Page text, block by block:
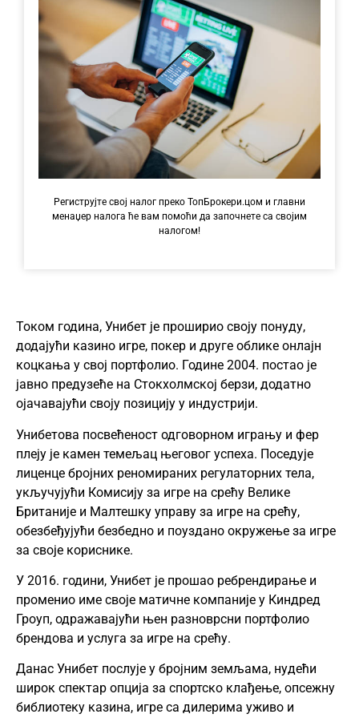
Региструјте свој налог преко ТопБрокери.цом и главни
менаџер налога ће вам помоћи да започнете са својим
налогом!
Током година, Унибет је проширио своју понуду,
додајући казино игре, покер и друге облике онлајн
коцкања у свој портфолио. Године 2004. постао је
јавно предузеће на Стокхолмској берзи, додатно
ојачавајући своју позицију у индустрији.
Унибетова посвећеност одговорном игрању и фер
плеју је камен темељац његовог успеха. Поседује
лиценце бројних реномираних регулаторних тела,
укључујући Комисију за игре на срећу Велике
Британије и Малтешку управу за игре на срећу,
обезбеђујући безбедно и поуздано окружење за игре
за своје кориснике.
У 2016. години, Унибет је прошао ребрендирање и
променио име своје матичне компаније у Киндред
Гроуп, одражавајући њен разноврсни портфолио
брендова и услуга за игре на срећу.
Данас Унибет послује у бројним земљама, нудећи
широк спектар опција за спортско клађење, опсежну
библиотеку казина, игре са дилерима уживо и